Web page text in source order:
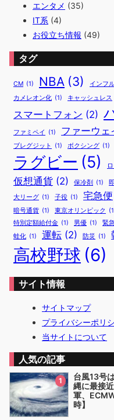
エンタメ (35)
IT系 (4)
お役立ち情報 (49)
タグ
CM (1) NBA (3) インフ
カメレオン化 (1) キャッシュレス
スマートフォン (2)
ファミペイ (1) ファーウェ
ブレグジット (1) ボクシング (1)
ラグビー (5)
仮想通貨 (2) 保冷剤 (1)
大リーグ (1) 子役 (1) 宅急便
暗号通貨 (1) 東京オリンピック
特別定額給付金 (1) 男優 (1) 緊
蛙化 (1) 運転 (2) 防災 (1)
高校野球 (6)
サイト情報
サイトマップ
プライバシーポリ
当サイトについて
人気の記事
1
台風13号
縄に最接
軍、
時】